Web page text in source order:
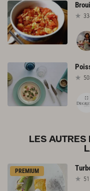
LES AUTRES
PREMIUM
51